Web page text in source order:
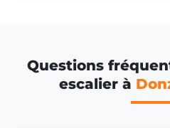
Questions
escalier à